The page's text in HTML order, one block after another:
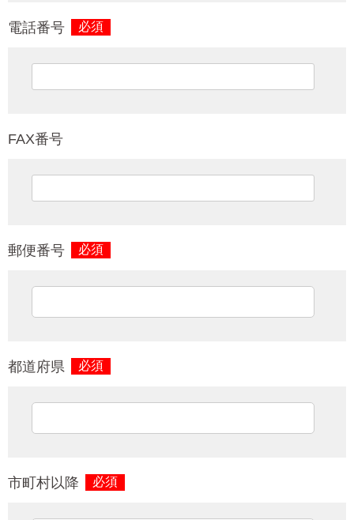
電話番号 必須
FAX番号
郵便番号 必須
都道府県 必須
市町村以降 必須